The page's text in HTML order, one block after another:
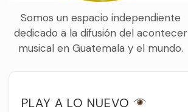
Somos un espacio independiente
dedicado a la difusión del acontecer
musical en Guatemala y el mundo.
PLAY A LO NUEVO